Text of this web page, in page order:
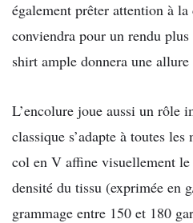
également prêter attention à
conviendra pour un rendu
shirt ample donnera une allure
L’encolure joue aussi un rôle
classique s’adapte à toutes
col en V affine visuellement
densité du tissu (exprimée en
grammage entre 150 et 180